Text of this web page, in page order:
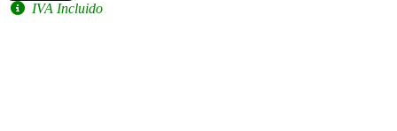
IVA Incluido